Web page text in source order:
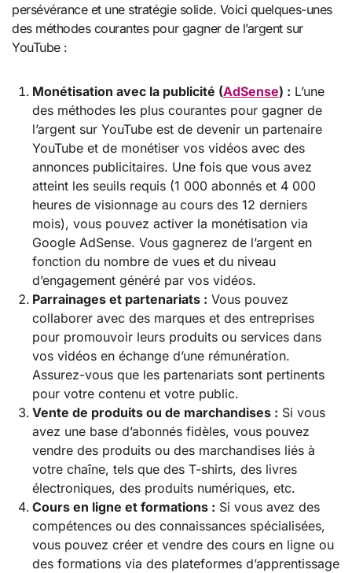
persévérance et une stratégie solide. Voici quelques-unes
des méthodes courantes pour gagner de l’argent sur
YouTube :
Monétisation avec la publicité (AdSense) : L’une
des méthodes les plus courantes pour gagner de
l’argent sur YouTube est de devenir un partenaire
YouTube et de monétiser vos vidéos avec des
annonces publicitaires. Une fois que vous avez
atteint les seuils requis (1 000 abonnés et 4 000
heures de visionnage au cours des 12 derniers
mois), vous pouvez activer la monétisation via
Google AdSense. Vous gagnerez de l’argent en
fonction du nombre de vues et du niveau
d’engagement généré par vos vidéos.
Parrainages et partenariats : Vous pouvez
collaborer avec des marques et des entreprises
pour promouvoir leurs produits ou services dans
vos vidéos en échange d’une rémunération.
Assurez-vous que les partenariats sont pertinents
pour votre contenu et votre public.
Vente de produits ou de marchandises : Si vous
avez une base d’abonnés fidèles, vous pouvez
vendre des produits ou des marchandises liés à
votre chaîne, tels que des T-shirts, des livres
électroniques, des produits numériques, etc.
Cours en ligne et formations : Si vous avez des
compétences ou des connaissances spécialisées,
vous pouvez créer et vendre des cours en ligne ou
des formations via des plateformes d’apprentissage